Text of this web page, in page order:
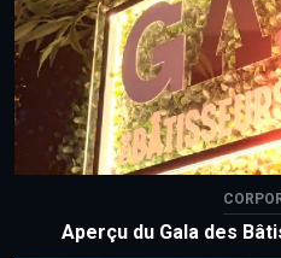
Aperçu du Gala des